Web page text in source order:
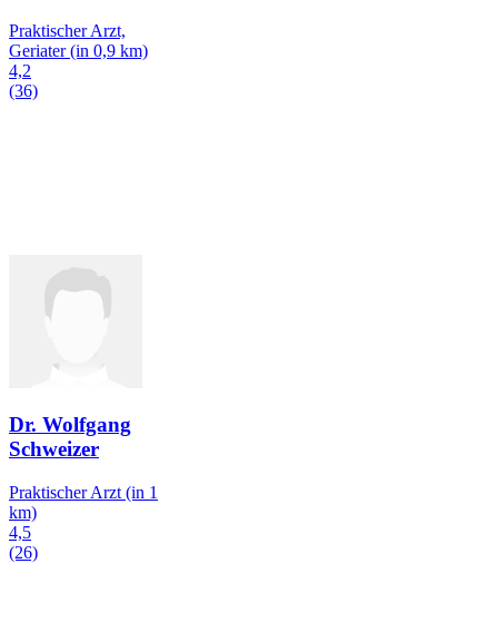
Praktischer Arzt,
Geriater (in 0,9 km)
4,2
(36)
Dr. Wolfgang
Schweizer
Praktischer Arzt (in 1
km)
4,5
(26)